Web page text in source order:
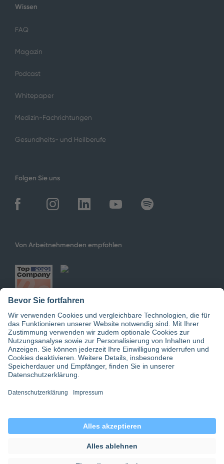
Wissen
FAQ
Magazin
Podcast
Whitepaper
Medizin-Fachrichtungen
Gesundheits- und Heilberufe
Folgen Sie uns
Von Arbeitnehmenden empfohlen
Jetzt doctari App downloaden
© 2026 doctari GmbH | doctari Pflege GmbH